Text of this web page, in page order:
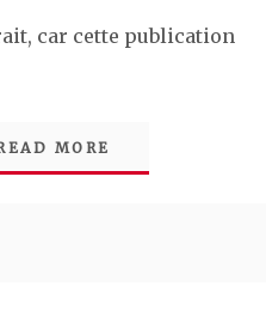
car cette publication
MORE